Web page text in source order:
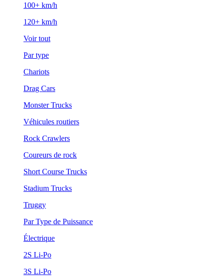
100+ km/h
120+ km/h
Voir tout
Par type
Chariots
Drag Cars
Monster Trucks
Véhicules routiers
Rock Crawlers
Coureurs de rock
Short Course Trucks
Stadium Trucks
Truggy
Par Type de Puissance
Électrique
2S Li-Po
3S Li-Po